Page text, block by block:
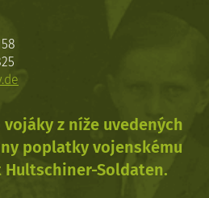
z níže uvedených
poplatky vojenskému
Soldaten.